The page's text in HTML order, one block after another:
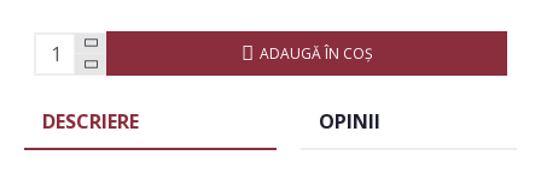
ADAUGĂ ÎN COŞ
DESCRIERE OPINII